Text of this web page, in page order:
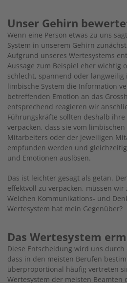
Unser Gehirn
Wenn eine Person etwas zu uns
System in unserem Gehirn
Aufgrund unseres Wertesystems
Aussage zum Beispiel eher wichtig
schlecht, spannend oder langweilig
limbische System die Information
betreffenden Emotion an das
entsprechend reagieren wir
Führungskräfte sollten deshalb ihre
verpacken, dass sie vom
Mitarbeiters oder der jeweiligen
empfunden werden und
und Emotionen auslösen.
Das ist leichter gesagt als getan.
effektvoll zu verpacken, müssen wir
Welchen Kommunikations- und
Wertesystem hat mein Gegenüber?
Das Wertesystem
Diese Entscheidung wird uns
dass in den meisten Berufen
überproportional häufig vertreten
Wertesystem der meisten Beamten